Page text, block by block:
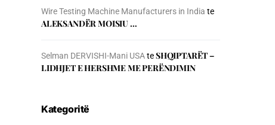
Wire Testing Machine Manufacturers in India te
ALEKSANDËR MOISIU …
Selman DERVISHI-Mani USAteSHQIPTARËT –
LIDHJET E HERSHME ME PERËNDIMIN
Kategoritë